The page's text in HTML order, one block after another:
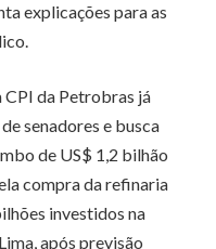
explicações para as
CPI da Petrobras já
senadores e busca
de US$ 1,2 bilhão
compra da refinaria
investidos na
após previsão